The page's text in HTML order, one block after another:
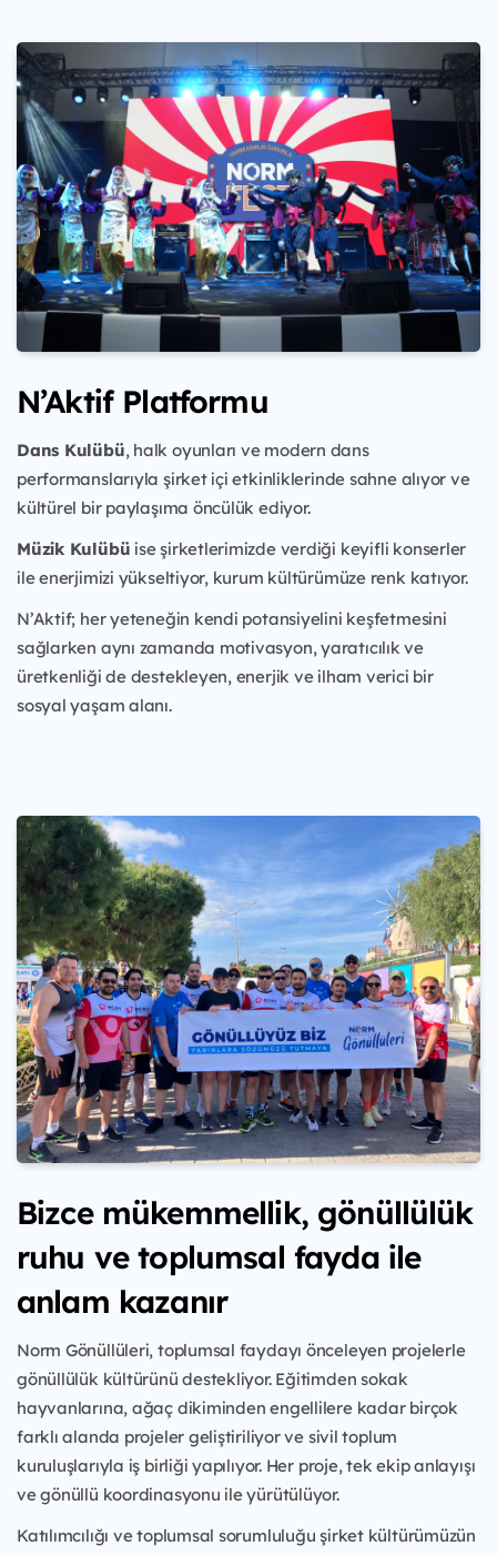
N’Aktif Platformu
Dans Kulübü, halk oyunları ve modern dans
performanslarıyla şirket içi etkinliklerinde sahne alıyor ve
kültürel bir paylaşıma öncülük ediyor.
Müzik Kulübü ise şirketlerimizde verdiği keyifli konserler
ile enerjimizi yükseltiyor, kurum kültürümüze renk katıyor.
N’Aktif; her yeteneğin kendi potansiyelini keşfetmesini
sağlarken aynı zamanda motivasyon, yaratıcılık ve
üretkenliği de destekleyen, enerjik ve ilham verici bir
sosyal yaşam alanı.
Bizce mükemmellik, gönüllülük
ruhu ve toplumsal fayda ile
anlam kazanır
Norm Gönüllüleri, toplumsal faydayı önceleyen projelerle
gönüllülük kültürünü destekliyor. Eğitimden sokak
hayvanlarına, ağaç dikiminden engellilere kadar birçok
farklı alanda projeler geliştiriliyor ve sivil toplum
kuruluşlarıyla iş birliği yapılıyor. Her proje, tek ekip anlayışı
ve gönüllü koordinasyonu ile yürütülüyor.
Katılımcılığı ve toplumsal sorumluluğu şirket kültürümüzün